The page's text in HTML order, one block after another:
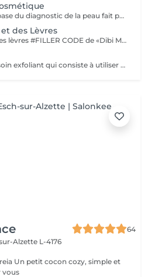
Appareil qui améliore la base du diagnostic de la peau fait par l'esthéticienne, l'analyse est très détaillée. Il y a 8 résultats, notamment sur la couleur de la peau, la brillance, l'équilibre hydrique et huileux, l'inflammation, les ridules, la sensibilité, les tâches de couleur et le blocage des pores. Le rapport vous est envoyé et archivé dans le système membre, ce qui permet de voir l'évolution de l'état de votre peau au fur et à mesure de vos différents traitements. Une liste détaillée des produits cosmétiques liés à vos problématiques de peau vous sera remise.
des Lèvres
Traitement des yeux et des lèvres #FILLER CODE de «Dibi Milano» cible les signes de fatigue et de vieillissement du contour des yeux et des lèvres. Action protectrice et revitalisante, grâce au Coenzyme Q10, décongestionnante et drainante grâce à la Caféine et un complexe Peptidique. Le contour des yeux est hydraté, lissé, revitalisé, les cernes sont réduites et les poches dégonflées. POUR TOUTES LES PEAUX DE TOUT ÂGE
Le dermaplaning est un soin exfoliant qui consiste à utiliser une lame stérile 'semblable à un scalpel) pour raser délicatement la surface de la peau. Cette technique permet d'éliminer les cellules mortes et le duvet facial (le villosité) ce qui rend la peau plus lisse, plus lumineuse et plus réceptive aux soins. TOUS TYPES DE PEAU SAUF ACNE ACTIVE OU IRRITATIONS CUTANÉES
64
Alzette L-4176
et
vous